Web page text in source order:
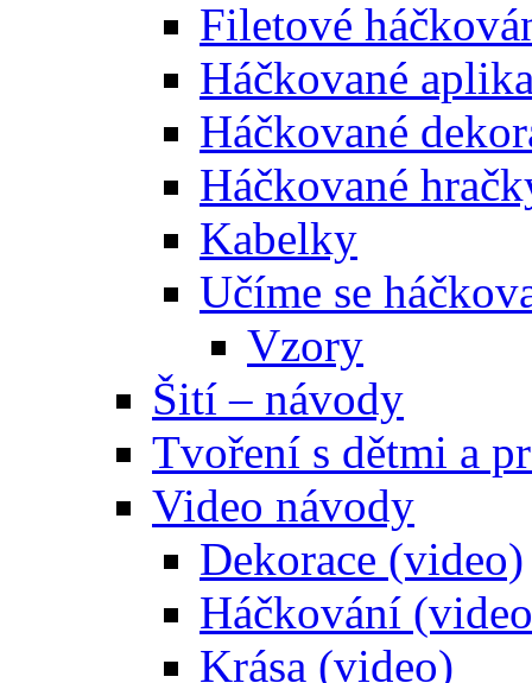
Filetové
Háčkované
Háčkované
Háčkované
Kabelky
Učíme se
Vzory
Šití – návody
Tvoření s dětmi a
Video návody
Dekorace (video)
Háčkování
Krása (video)